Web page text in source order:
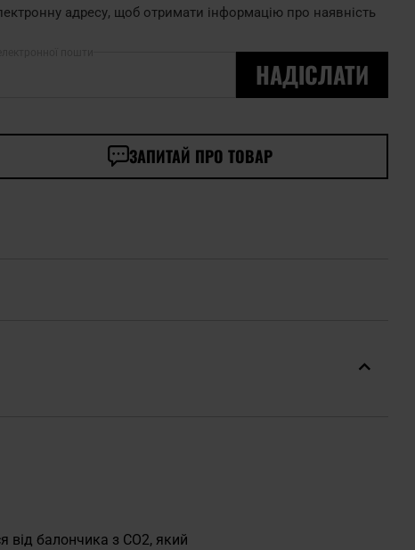
адресу, щоб отримати інформацію про наявність
НАДІСЛАТИ
ЗАПИТАЙ ПРО ТОВАР
балончика з CO2, який